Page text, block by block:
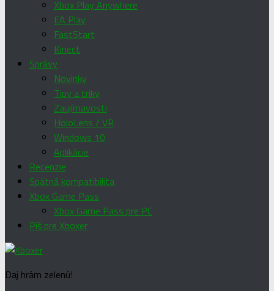
Xbox Play Anywhere
EA Play
FastStart
Kinect
Správy
Novinky
Tipy a triky
Zaujímavosti
HoloLens / VR
Windows 10
Aplikácie
Recenzie
Spätná kompatibilita
Xbox Game Pass
Xbox Game Pass pre PC
Píš pre Xboxer
Daj hrám zelenú!